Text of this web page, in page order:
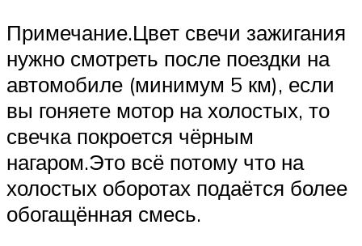
Примечание.Цвет свечи зажигания
нужно смотреть после поездки на
автомобиле (минимум 5 км), если
вы гоняете мотор на холостых, то
свечка покроется чёрным
нагаром.Это всё потому что на
холостых оборотах подаётся более
обогащённая смесь.